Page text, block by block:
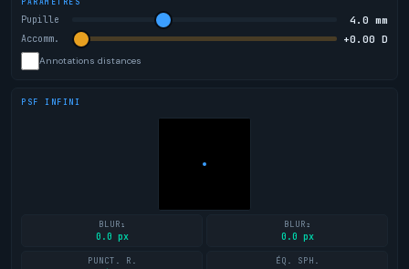
Pupille 4.0 mm
Accomm. +0.00 D
Annotations distances
PSF INFINI
BLUR₁
0.0 px
BLUR₂
0.0 px
PUNCT. R. ÉQ. SPH.